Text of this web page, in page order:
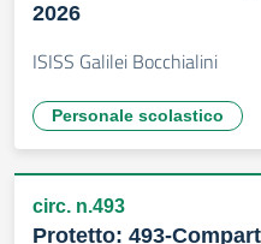
2026
ISISS Galilei Bocchialini
Personale scolastico
circ. n.493
Protetto: 493-